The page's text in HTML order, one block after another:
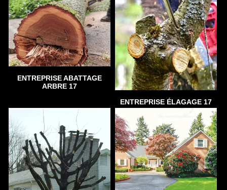
ENTREPRISE ABATTAGE
ARBRE 17
ENTREPRISE ÉLAGAGE 17